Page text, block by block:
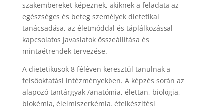
szakembereket képeznek, akiknek a feladata az
egészséges és beteg személyek dietetikai
tanácsadása, az életmóddal és táplálkozással
kapcsolatos javaslatok összeállítása és
mintaétrendek tervezése.
A dietetikusok 8 féléven keresztül tanulnak a
felsőoktatási intézményekben. A képzés során az
alapozó tantárgyak /anatómia, élettan, biológia,
biokémia, élelmiszerkémia, ételkészítési